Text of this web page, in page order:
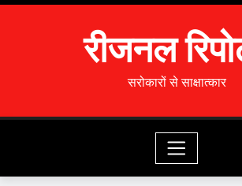
रीजनल
सरोकारों से साक्षात्कार